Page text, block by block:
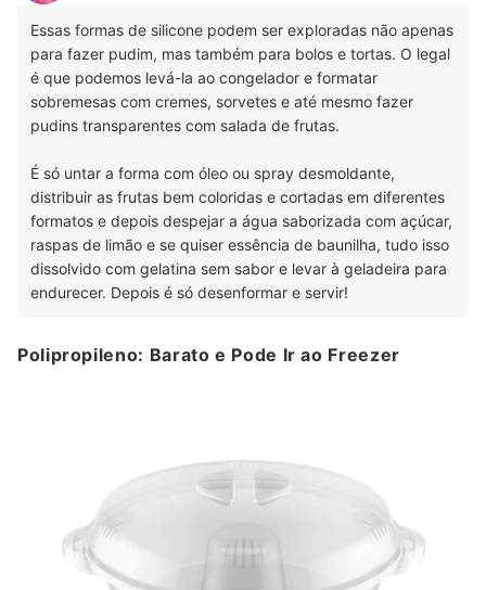
Essas formas de silicone podem ser exploradas não apenas
para fazer pudim, mas também para bolos e tortas. O legal
é que podemos levá-la ao congelador e formatar
sobremesas com cremes, sorvetes e até mesmo fazer
pudins transparentes com salada de frutas.
É só untar a forma com óleo ou spray desmoldante,
distribuir as frutas bem coloridas e cortadas em diferentes
formatos e depois despejar a água saborizada com açúcar,
raspas de limão e se quiser essência de baunilha, tudo isso
dissolvido com gelatina sem sabor e levar à geladeira para
endurecer. Depois é só desenformar e servir!
Polipropileno: Barato e Pode Ir ao Freezer